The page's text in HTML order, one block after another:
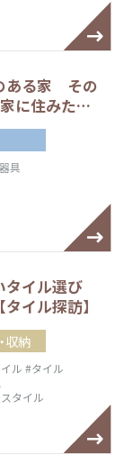
ある家 その
に住みた…
具
タイル選び
タイル探訪】
収納
ル #タイル
タイル